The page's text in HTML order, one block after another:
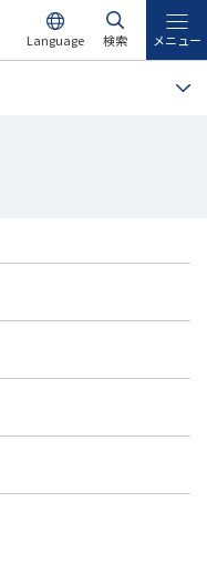
Language 検索 メニュー